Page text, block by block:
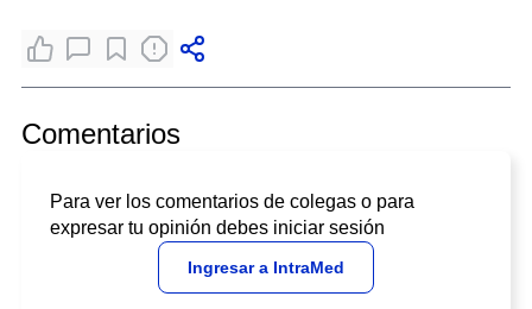
Comentarios
Para ver los comentarios de colegas o para
expresar tu opinión debes iniciar sesión
Ingresar a IntraMed